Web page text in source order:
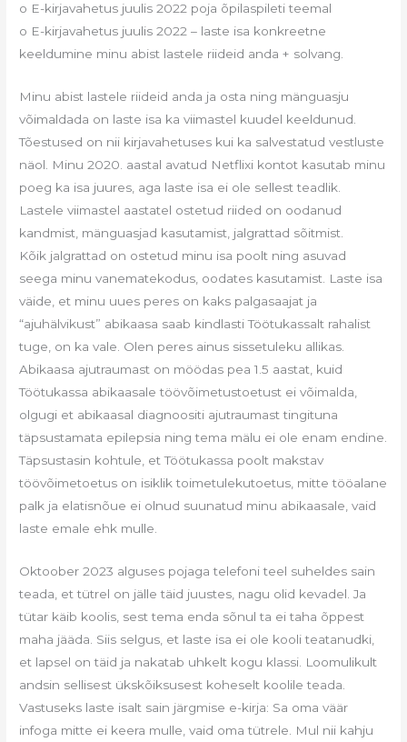
o E-kirjavahetus juulis 2022 poja õpilaspileti teemal
o E-kirjavahetus juulis 2022 – laste isa konkreetne
keeldumine minu abist lastele riideid anda + solvang.
Minu abist lastele riideid anda ja osta ning mänguasju
võimaldada on laste isa ka viimastel kuudel keeldunud.
Tõestused on nii kirjavahetuses kui ka salvestatud vestluste
näol. Minu 2020. aastal avatud Netflixi kontot kasutab minu
poeg ka isa juures, aga laste isa ei ole sellest teadlik.
Lastele viimastel aastatel ostetud riided on oodanud
kandmist, mänguasjad kasutamist, jalgrattad sõitmist.
Kõik jalgrattad on ostetud minu isa poolt ning asuvad
seega minu vanematekodus, oodates kasutamist. Laste isa
väide, et minu uues peres on kaks palgasaajat ja
“ajuhälvikust” abikaasa saab kindlasti Töötukassalt rahalist
tuge, on ka vale. Olen peres ainus sissetuleku allikas.
Abikaasa ajutraumast on möödas pea 1.5 aastat, kuid
Töötukassa abikaasale töövõimetustoetust ei võimalda,
olgugi et abikaasal diagnoositi ajutraumast tingituna
täpsustamata epilepsia ning tema mälu ei ole enam endine.
Täpsustasin kohtule, et Töötukassa poolt makstav
töövõimetoetus on isiklik toimetulekutoetus, mitte tööalane
palk ja elatisnõue ei olnud suunatud minu abikaasale, vaid
laste emale ehk mulle.
Oktoober 2023 alguses pojaga telefoni teel suheldes sain
teada, et tütrel on jälle täid juustes, nagu olid kevadel. Ja
tütar käib koolis, sest tema enda sõnul ta ei taha õppest
maha jääda. Siis selgus, et laste isa ei ole kooli teatanudki,
et lapsel on täid ja nakatab uhkelt kogu klassi. Loomulikult
andsin sellisest ükskõiksusest koheselt koolile teada.
Vastuseks laste isalt sain järgmise e-kirja: Sa oma väär
infoga mitte ei keera mulle, vaid oma tütrele. Mul nii kahju